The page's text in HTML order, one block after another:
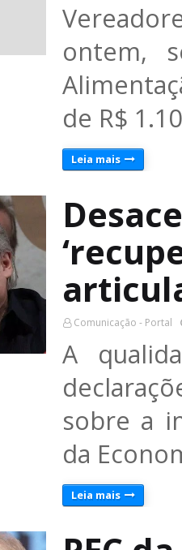
ontem,
de R$
Leia mais
Comunicação - Portal
A
sobre a
da
Leia mais